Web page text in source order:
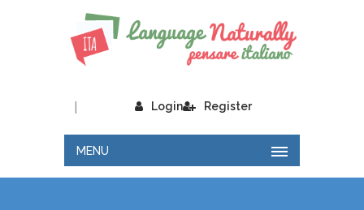
Login
| Register
MENU